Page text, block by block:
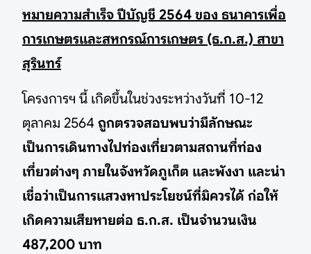
หมายความสำเร็จ ปีบัญชี 2564 ของ ธนาคารเพื่อ
การเกษตรและสหกรณ์การเกษตร (ธ.ก.ส.) สาขา
สุรินทร์
โครงการฯ นี้ เกิดขึ้นในช่วงระหว่างวันที่ 10-12
ตุลาคม 2564 ถูกตรวจสอบพบว่ามีลักษณะ
เป็นการเดินทางไปท่องเที่ยวตามสถานที่ท่อง
เที่ยวต่างๆ ภายในจังหวัดภูเก็ต และพังงา และน่า
เชื่อว่าเป็นการแสวงหาประโยชน์ที่มิควรได้ ก่อให้
เกิดความเสียหายต่อ ธ.ก.ส. เป็นจำนวนเงิน
487,200 บาท